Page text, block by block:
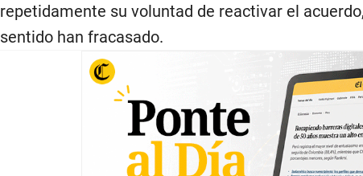
repetidamente su voluntad de reactivar el
sentido han fracasado.